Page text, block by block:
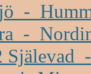
-
-
Själevad